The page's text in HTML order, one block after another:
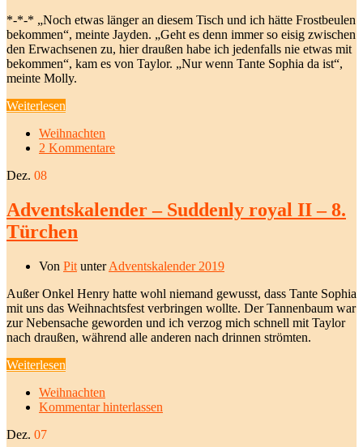
*-*-* „Noch etwas länger an diesem Tisch und ich hätte Frostbeulen
bekommen“, meinte Jayden. „Geht es denn immer so eisig zwischen
den Erwachsenen zu, hier draußen habe ich jedenfalls nie etwas mit
bekommen“, kam es von Taylor. „Nur wenn Tante Sophia da ist“,
meinte Molly.
Weiterlesen
Weihnachten
2 Kommentare
Dez. 08
Adventskalender – Suddenly royal II – 8.
Türchen
Von Pit unterAdventskalender 2019
Außer Onkel Henry hatte wohl niemand gewusst, dass Tante Sophia
mit uns das Weihnachtsfest verbringen wollte. Der Tannenbaum war
zur Nebensache geworden und ich verzog mich schnell mit Taylor
nach draußen, während alle anderen nach drinnen strömten.
Weiterlesen
Weihnachten
Kommentar hinterlassen
Dez. 07